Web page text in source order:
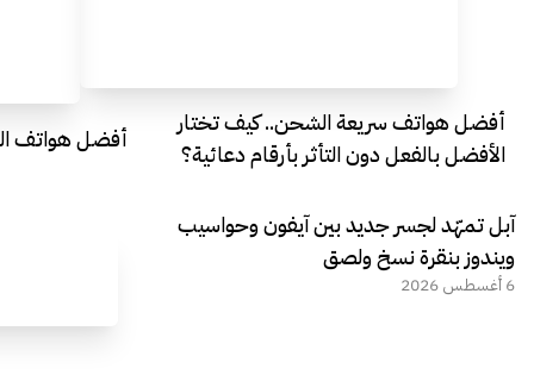
أفضل هواتف سريعة الشحن.. كيف تختار
الأفضل بالفعل دون التأثر بأرقام دعائية؟
أفضل هواتف
آبل تمهّد لجسر جديد بين آيفون وحواسيب
ويندوز بنقرة نسخ ولصق
6 أغسطس 2026